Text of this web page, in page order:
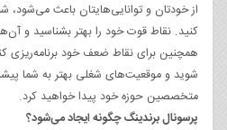
از خودتان و توانایی‌هایتان باعث
کنید. نقاط قوت خود را بهتر بشناسید و
همچنین برای نقاط ضعف خود برنامه‌ریزی
شوید و موقعیت‌های شغلی بهتر به شما
متخصصین حوزه خود پیدا خواهید کرد.
پرسونال برندینگ چگونه ایجاد می‌شود؟